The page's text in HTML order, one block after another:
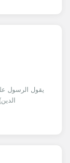
يقول الرسول